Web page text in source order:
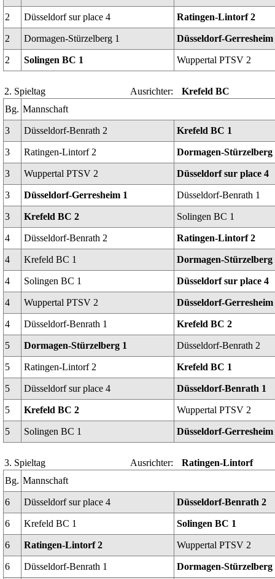
2 Düsseldorf sur place 4 Ratingen-Lintorf 2
2 Dormagen-Stürzelberg 1 Düsseldorf-Gerresheim
2 Solingen BC 1 Wuppertal PTSV 2
2. Spieltag Ausrichter:
Krefeld BC
Bg. Mannschaft
3 Düsseldorf-Benrath 2 Krefeld BC 1
3 Ratingen-Lintorf 2 Dormagen-Stürzelberg
3 Wuppertal PTSV 2 Düsseldorf sur place 4
3 Düsseldorf-Gerresheim 1 Düsseldorf-Benrath 1
3 Krefeld BC 2 Solingen BC 1
4 Düsseldorf-Benrath 2 Ratingen-Lintorf 2
4 Krefeld BC 1 Dormagen-Stürzelberg
4 Solingen BC 1 Düsseldorf sur place 4
4 Wuppertal PTSV 2 Düsseldorf-Gerresheim
4 Düsseldorf-Benrath 1 Krefeld BC 2
5 Dormagen-Stürzelberg 1 Düsseldorf-Benrath 2
5 Ratingen-Lintorf 2 Krefeld BC 1
5 Düsseldorf sur place 4 Düsseldorf-Benrath 1
5 Krefeld BC 2 Wuppertal PTSV 2
5 Solingen BC 1 Düsseldorf-Gerresheim
3. Spieltag Ausrichter:
Ratingen-Lintorf
Bg. Mannschaft
6 Düsseldorf sur place 4 Düsseldorf-Benrath 2
6 Krefeld BC 1 Solingen BC 1
6 Ratingen-Lintorf 2 Wuppertal PTSV 2
6 Düsseldorf-Benrath 1 Dormagen-Stürzelberg